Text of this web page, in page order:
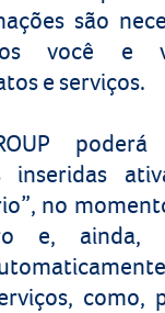
são
você e
e serviços.
inseridas
no
e, ainda,
como,